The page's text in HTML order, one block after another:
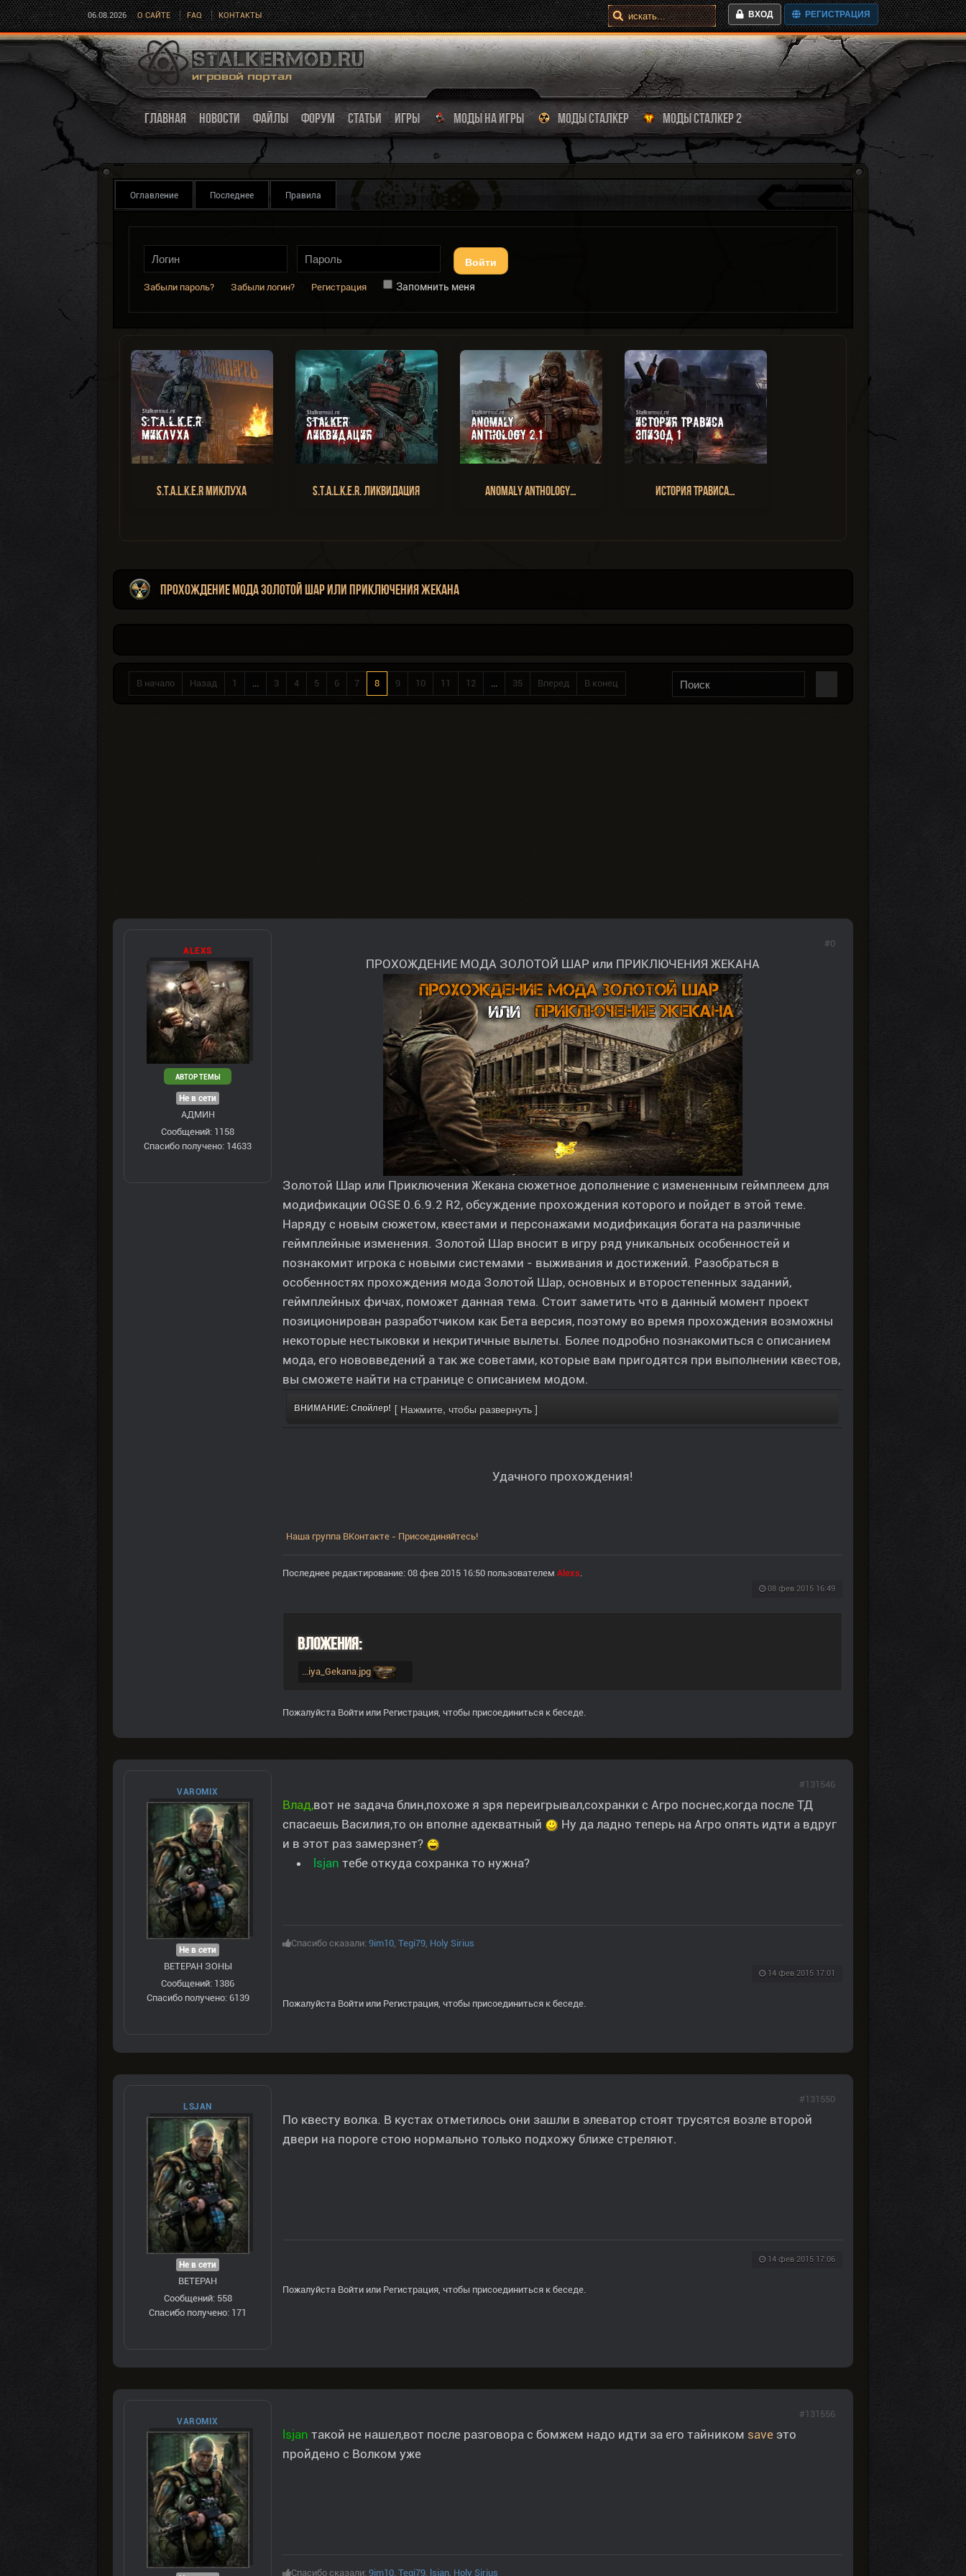
06.08.2026 О САЙТЕ FAQ КОНТАКТЫ ВХОД РЕГИСТРАЦИЯ
ГЛАВНАЯ НОВОСТИ ФАЙЛЫ ФОРУМ СТАТЬИ ИГРЫ МОДЫ НА ИГРЫ МОДЫ СТАЛКЕР МОДЫ СТАЛКЕР 2
Оглавление Последнее Правила
Войти
Забыли пароль? Забыли логин? Регистрация Запомнить меня
S.T.A.L.K.E.R Миклуха S.T.A.L.K.E.R. Ликвидация Anomaly Anthology… История Трависа…
Прохождение мода Золотой Шар или Приключения Жекана
В начало Назад 1 ... 3 4 5 6 7 8 9 10 11 12 ... 35 Вперед В конец
ALEXS
АВТОР ТЕМЫ
Не в сети
АДМИН
Сообщений: 1158
Спасибо получено: 14633
ПРОХОЖДЕНИЕ МОДА ЗОЛОТОЙ ШАР или ПРИКЛЮЧЕНИЯ ЖЕКАНА
Золотой Шар или Приключения Жекана сюжетное дополнение с измененным геймплеем для
модификации OGSE 0.6.9.2 R2, обсуждение прохождения которого и пойдет в этой теме.
Наряду с новым сюжетом, квестами и персонажами модификация богата на различные
геймплейные изменения. Золотой Шар вносит в игру ряд уникальных особенностей и
познакомит игрока с новыми системами - выживания и достижений. Разобраться в
особенностях прохождения мода Золотой Шар, основных и второстепенных заданий,
геймплейных фичах, поможет данная тема. Стоит заметить что в данный момент проект
позиционирован разработчиком как Бета версия, поэтому во время прохождения возможны
некоторые нестыковки и некритичные вылеты. Более подробно познакомиться с описанием
мода, его нововведений а так же советами, которые вам пригодятся при выполнении квестов,
вы сможете найти на странице с описанием модом.
ВНИМАНИЕ: Спойлер!
Удачного прохождения!
Наша группа ВКонтакте - Присоединяйтесь!
Последнее редактирование: 08 фев 2015 16:50 пользователем Alexs.
08 фев 2015 16:49
#0
Вложения:
...iya_Gekana.jpg
Пожалуйста Войти или Регистрация, чтобы присоединиться к беседе.
VAROMIX
Не в сети
ВЕТЕРАН ЗOНЫ
Сообщений: 1386
Спасибо получено: 6139
Влад,вот не задача блин,похоже я зря переигрывал,сохранки с Агро поснес,когда после ТД
спасаешь Василия,то он вполне адекватный
Ну да ладно теперь на Агро опять идти а вдруг
и в этот раз замерзнет?
lsjan тебе откуда сохранка то нужна?
Спасибо сказали: 9im10, Tegi79, Holy Sirius
14 фев 2015 17:01
#131546
Пожалуйста Войти или Регистрация, чтобы присоединиться к беседе.
LSJAN
Не в сети
ВЕТЕРАН
Сообщений: 558
Спасибо получено: 171
По квесту волка. В кустах отметилось они зашли в элеватор стоят трусятся возле второй
двери на пороге стою нормально только подхожу ближе стреляют.
14 фев 2015 17:06
#131550
Пожалуйста Войти или Регистрация , чтобы присоединиться к беседе.
VAROMIX
lsjan такой не нашел,вот после разговора с бомжем надо идти за его тайником save это
пройдено с Волком уже
Спасибо сказали: 9im10 Tegi79 lsjan Holy Sirius
#131556